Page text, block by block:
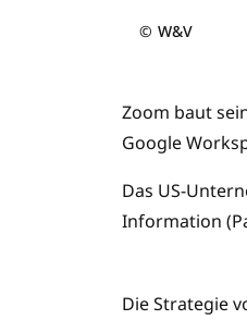
© W&V
Zoom baut
Google
Das US-
Information
Die Strategie